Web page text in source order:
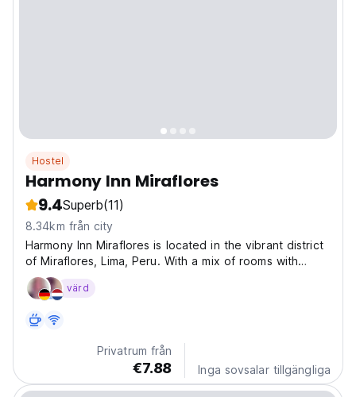
Hostel
Harmony Inn Miraflores
9.4Superb(11)
8.34km från city
Harmony Inn Miraflores is located in the vibrant district
of Miraflores, Lima, Peru. With a mix of rooms with
private and shared bathrooms, free breakfast, and all
the essentials like linen, towels, and hot showers,
värd
Privatrum från
€7.88 Inga sovsalar tillgängliga